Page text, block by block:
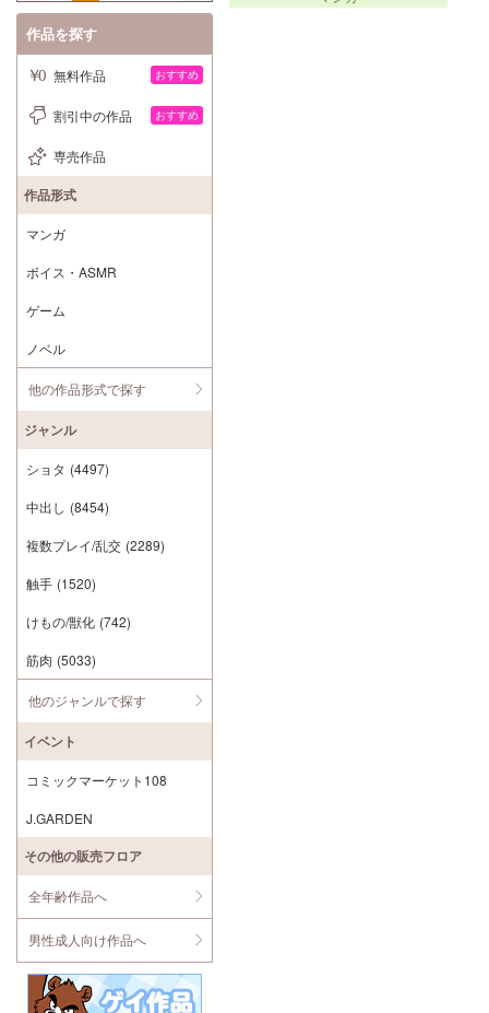
作品を探す
無料作品 おすすめ
割引中の作品 おすすめ
専売作品
作品形式
マンガ
ボイス・ASMR
ゲーム
ノベル
他の作品形式で探す
ジャンル
ショタ (4497)
中出し (8454)
複数プレイ/乱交 (2289)
触手 (1520)
けもの/獣化 (742)
筋肉 (5033)
他のジャンルで探す
イベント
コミックマーケット108
J.GARDEN
その他の販売フロア
全年齢作品へ
男性成人向け作品へ